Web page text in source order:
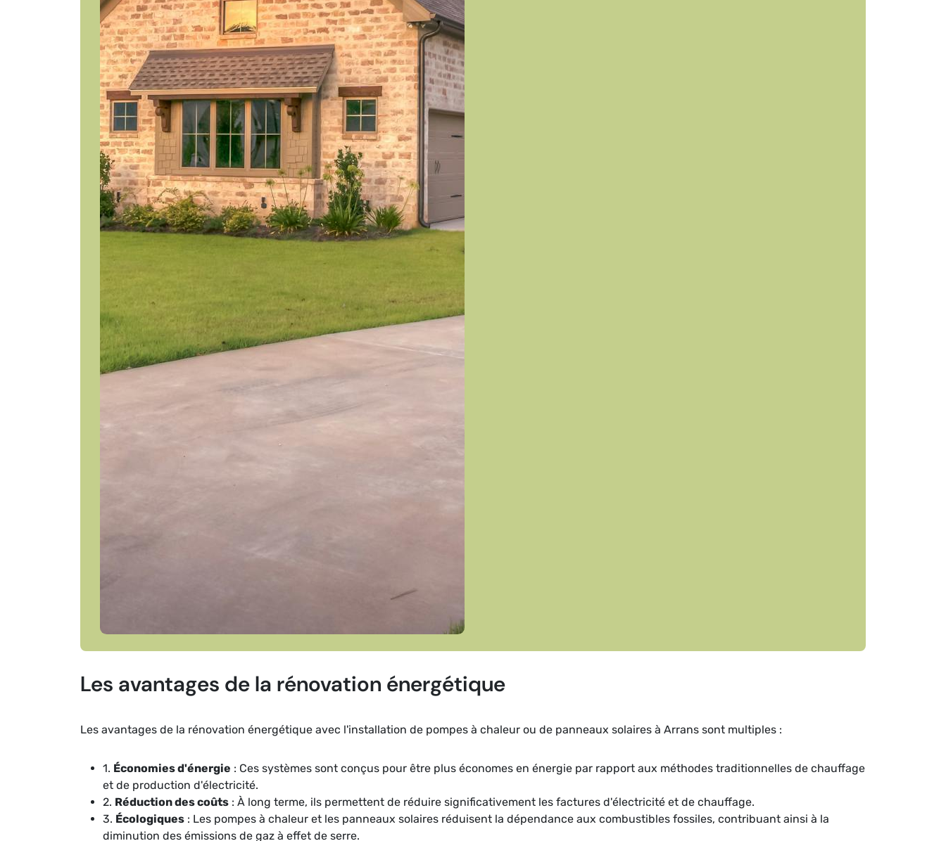
Les avantages de la rénovation énergétique
Les avantages de la rénovation énergétique avec l'installation de pompes à chaleur ou de panneaux solaires à Arrans sont multiples :
1. Économies d'énergie : Ces systèmes sont conçus pour être plus économes en énergie par rapport aux méthodes traditionnelles de chauffage
et de production d'électricité.
2. Réduction des coûts : À long terme, ils permettent de réduire significativement les factures d'électricité et de chauffage.
3. Écologiques : Les pompes à chaleur et les panneaux solaires réduisent la dépendance aux combustibles fossiles, contribuant ainsi à la
diminution des émissions de gaz à effet de serre.